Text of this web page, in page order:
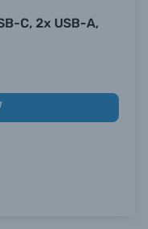
C, 2х USB-A,